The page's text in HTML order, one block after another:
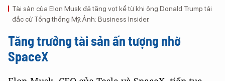
Tài sản của Elon Musk đã tăng vọt kể từ khi ông Donald Trump tái
đắc cử Tổng thống Mỹ. Ảnh: Business Insider.
Tăng trưởng tài sản ấn tượng nhờ
SpaceX